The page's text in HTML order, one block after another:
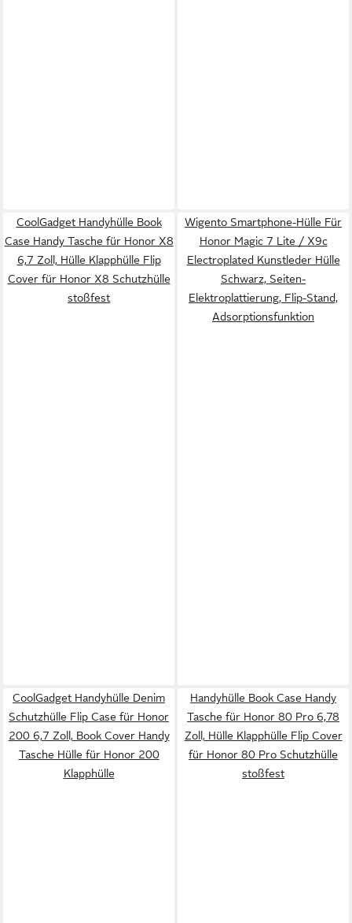
CoolGadget Handyhülle Book
Case Handy Tasche für Honor X8
6,7 Zoll, Hülle Klapphülle Flip
Cover für Honor X8 Schutzhülle
stoßfest
Wigento Smartphone-Hülle Für
Honor Magic 7 Lite / X9c
Electroplated Kunstleder Hülle
Schwarz, Seiten-
Elektroplattierung, Flip-Stand,
Adsorptionsfunktion
CoolGadget Handyhülle Denim
Schutzhülle Flip Case für Honor
200 6,7 Zoll, Book Cover Handy
Tasche Hülle für Honor 200
Klapphülle
Handyhülle Book Case Handy
Tasche für Honor 80 Pro 6,78
Zoll, Hülle Klapphülle Flip Cover
für Honor 80 Pro Schutzhülle
stoßfest